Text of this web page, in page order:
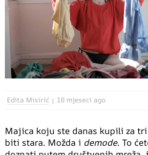
Edita Misirić 10 mjeseci ago
Majica koju ste danas kupili za tri
biti stara. Možda i demode. To